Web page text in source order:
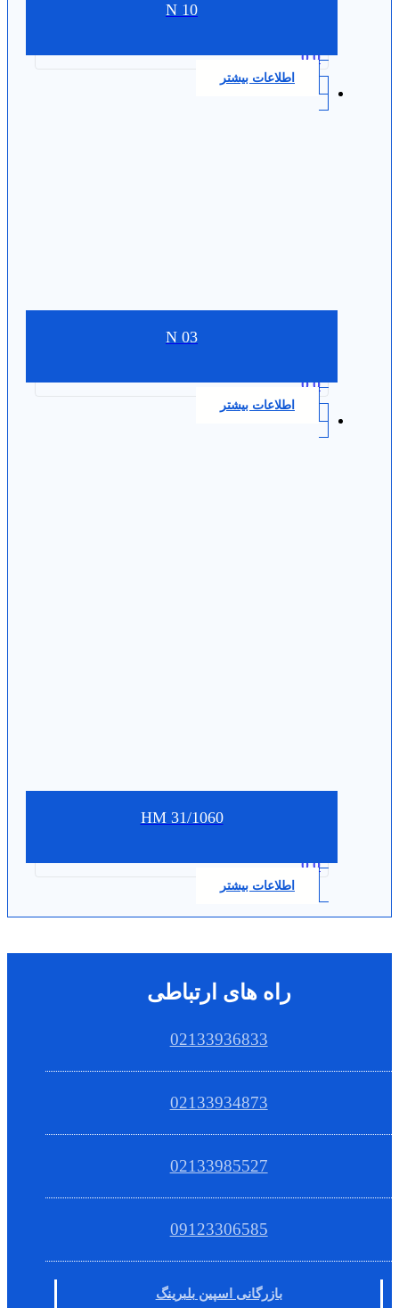
N 10
0.0
اطلاعات بیشتر
N 03
0.0
اطلاعات بیشتر
HM 31/1060
0.0
اطلاعات بیشتر
راه های ارتباطی
02133936833
02133934873
02133985527
09123306585
بازرگانی اسپین بلبرینگ